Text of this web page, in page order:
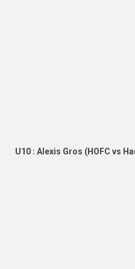
U10 : Alexis Gros (HOFC vs